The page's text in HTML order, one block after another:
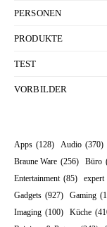
PERSONEN
PRODUKTE
TEST
VORBILDER
Apps (128) Audio (370)
Braune Ware (256) Büro
Entertainment (85) expert
Gadgets (927) Gaming
Imaging (100) Küche